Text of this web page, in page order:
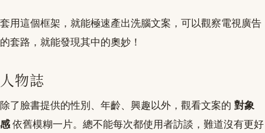
套用這個框架，就能極速產出洗腦文案，可以觀察電視廣告
的套路，就能發現其中的奧妙！
人物誌
除了臉書提供的性別、年齡、興趣以外，觀看文案的 對象
感依舊模糊一片。總不能每次都使用者訪談，難道沒有更好